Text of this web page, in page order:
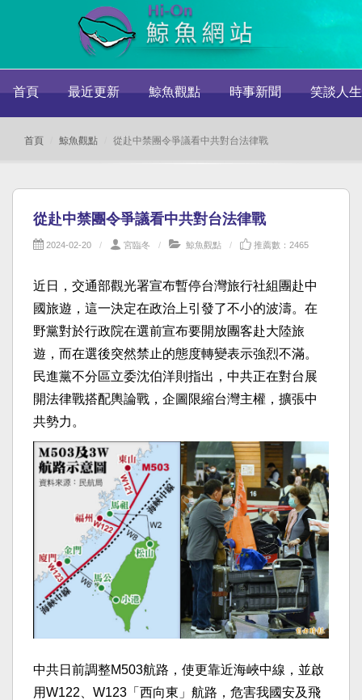
首頁 最近更新 鯨魚觀點 時事新聞 笑談人生
首頁 鯨魚觀點 從赴中禁團令爭議看中共對台法律戰
從赴中禁團令爭議看中共對台法律戰
2024-02-20 宮臨冬 鯨魚觀點 推薦數：2465
近日，交通部觀光署宣布暫停台灣旅行社組團赴中
國旅遊，這一決定在政治上引發了不小的波濤。在
野黨對於行政院在選前宣布要開放團客赴大陸旅
遊，而在選後突然禁止的態度轉變表示強烈不滿。
民進黨不分區立委沈伯洋則指出，中共正在對台展
開法律戰搭配輿論戰，企圖限縮台灣主權，擴張中
共勢力。
中共日前調整M503航路，使更靠近海峽中線，並啟
用W122、W123「西向東」航路，危害我國安及飛